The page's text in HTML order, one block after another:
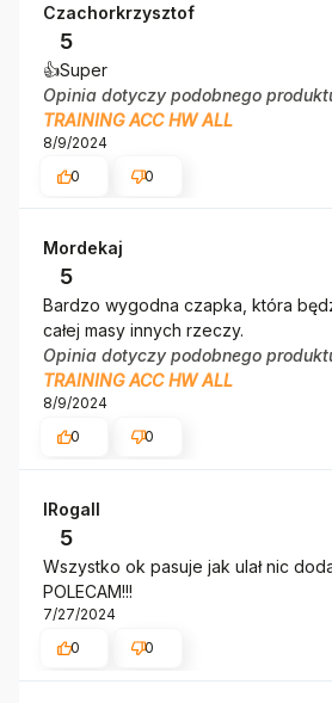
Czachorkrzysztof
5
👍️Super
Opinia dotyczy podobnego
TRAINING ACC HW ALL
8/9/2024
0
0
Mordekaj
5
Bardzo wygodna czapka, która
całej masy innych rzeczy.
Opinia dotyczy podobnego
TRAINING ACC HW ALL
8/9/2024
0
0
IRogalI
5
Wszystko ok pasuje jak ulał nic
POLECAM!!!
7/27/2024
0
0